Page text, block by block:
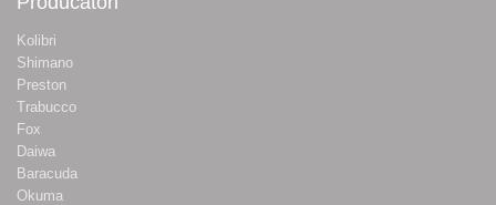
Kolibri
Shimano
Preston
Trabucco
Fox
Daiwa
Baracuda
Okuma